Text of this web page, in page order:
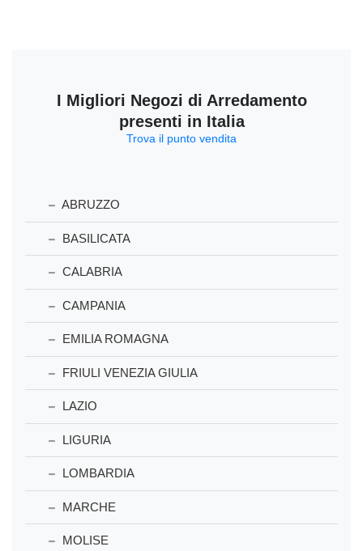
I Migliori Negozi di Arredamento
presenti in Italia
Trova il punto vendita
ABRUZZO
BASILICATA
CALABRIA
CAMPANIA
EMILIA ROMAGNA
FRIULI VENEZIA GIULIA
LAZIO
LIGURIA
LOMBARDIA
MARCHE
MOLISE